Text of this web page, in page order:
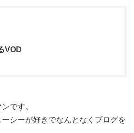
VOD
です。
シーが好きでなんとなくブログを